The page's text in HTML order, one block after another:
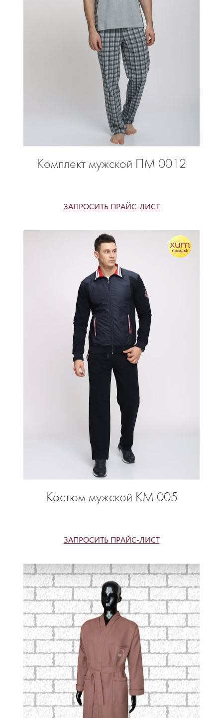
Комплект мужской ПМ 0012
ЗАПРОСИТЬ ПРАЙС-ЛИСТ
Костюм мужской КМ 005
ЗАПРОСИТЬ ПРАЙС-ЛИСТ